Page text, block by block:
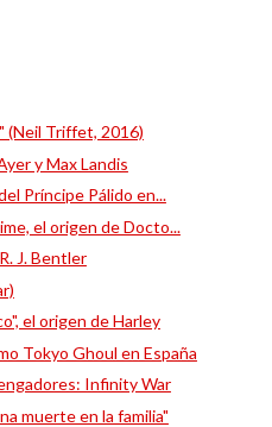
(Neil Triffet, 2016)
y Max Landis
Príncipe Pálido en...
el origen de Docto...
J. Bentler
el origen de Harley
Tokyo Ghoul en España
Infinity War
muerte en la familia"